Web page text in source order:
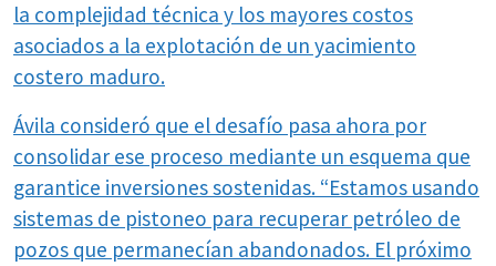
la complejidad técnica y los mayores costos
asociados a la explotación de un yacimiento
costero maduro.
Ávila consideró que el desafío pasa ahora por
consolidar ese proceso mediante un esquema que
garantice inversiones sostenidas. “Estamos usando
sistemas de pistoneo para recuperar petróleo de
pozos que permanecían abandonados. El próximo